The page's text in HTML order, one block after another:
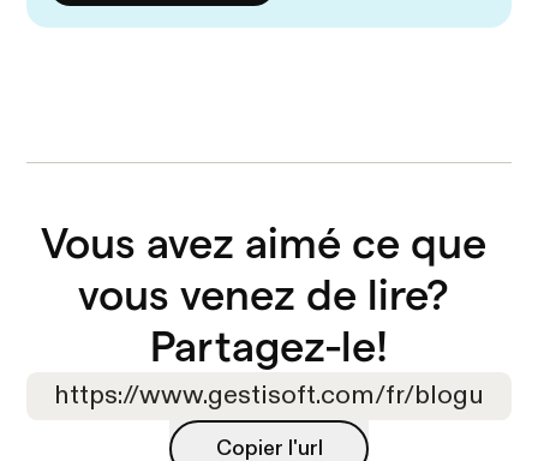
Vous avez aimé ce que
vous venez de lire?
Partagez-le!
Copier l'url